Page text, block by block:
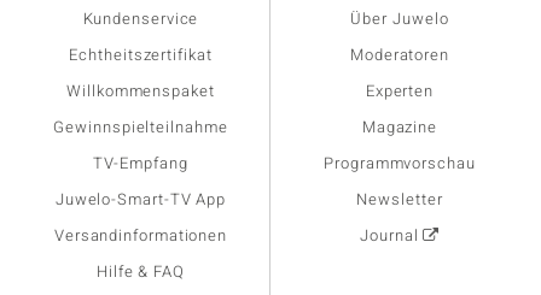
Kundenservice
Echtheitszertifikat
Willkommenspaket
Gewinnspielteilnahme
TV-Empfang
Juwelo-Smart-TV App
Versandinformationen
Hilfe & FAQ
Über Juwelo
Moderatoren
Experten
Magazine
Programmvorschau
Newsletter
Journal